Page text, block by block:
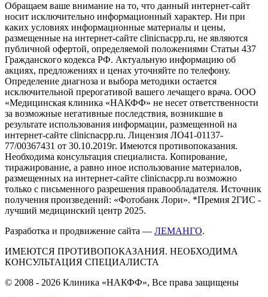
Обращаем ваше внимание на то, что данный интернет-сайт
носит исключительно информационный характер. Ни при
каких условиях информационные материалы и цены,
размещенные на интернет-сайте clinicnacpp.ru, не являются
публичной офертой, определяемой положениями Статьи 437
Гражданского кодекса РФ. Актуальную информацию об
акциях, предложениях и ценах уточняйте по телефону.
Определение диагноза и выбора методики остается
исключительной прерогативой вашего лечащего врача. ООО
«Медицинская клиника «НАКФФ» не несет ответственности
за возможные негативные последствия, возникшие в
результате использования информации, размещенной на
интернет-сайте clinicnacpp.ru. Лицензия ЛО41-01137-
77/00367431 от 30.10.2019г. Имеются противопоказания.
Необходима консультация специалиста. Копирование,
тиражирование, а равно иное использование материалов,
размещенных на интернет-сайте clinicnacpp.ru возможно
только с письменного разрешения правообладателя. Источник
получения произведений: «Фотобанк Лори». *Премия 2ГИС -
лучший медицинский центр 2025.
Разработка и продвижение сайта — ЛЕМАНГО.
ИМЕЮТСЯ ПРОТИВОПОКАЗАНИЯ. НЕОБХОДИМА
КОНСУЛЬТАЦИЯ СПЕЦИАЛИСТА
© 2008 - 2026 Клиника «НАКФФ», Все права защищены